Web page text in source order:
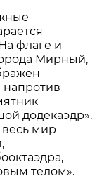
флаге и
Мирный,
напротив
додекаэдр».
весь мир
телом».